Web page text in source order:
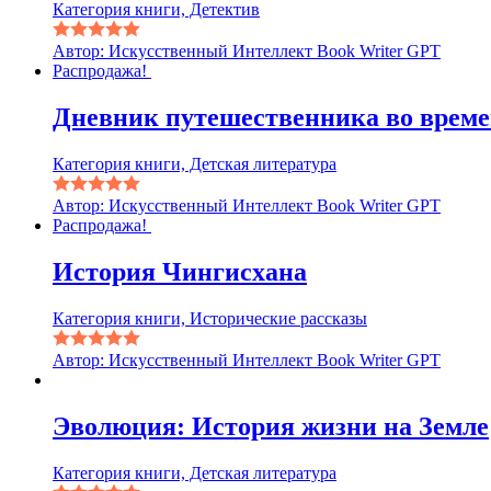
Категория книги, Детектив
Автор: Искусственный Интеллект Book Writer GPT
Распродажа!
Дневник путешественника во
Категория книги, Детская литература
Автор: Искусственный Интеллект Book Writer GPT
Распродажа!
История Чингисхана
Категория книги, Исторические рассказы
Автор: Искусственный Интеллект Book Writer GPT
Эволюция: История жизни на Земле
Категория книги, Детская литература